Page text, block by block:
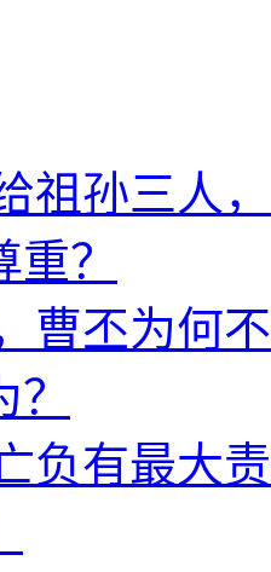
祖孙三人
？
曹丕为何
负有最大